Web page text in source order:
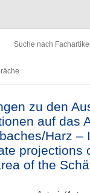
Suche nach Fachartikel
& die
zu den
auf das
Harz –
projections
of the